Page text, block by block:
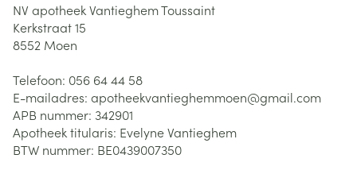
NV apotheek Vantieghem Toussaint
Kerkstraat 15
8552 Moen
Telefoon: 056 64 44 58
E-mailadres: apotheekvantieghemmoen@gmail.com
APB nummer: 342901
Apotheek titularis: Evelyne Vantieghem
BTW nummer: BE0439007350